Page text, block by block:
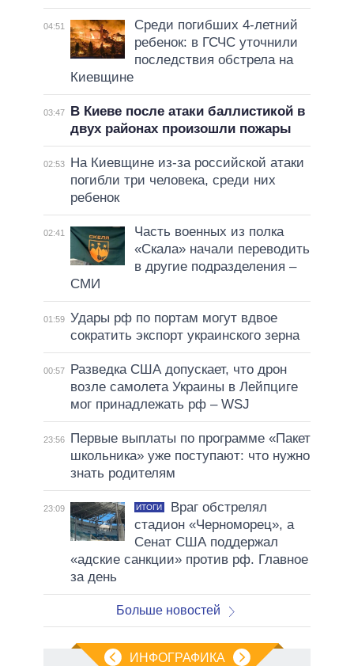
04:51
Среди погибших 4-летний
ребенок: в ГСЧС уточнили
последствия обстрела на
Киевщине
03:47
В Киеве после атаки баллистикой в
двух районах произошли пожары
02:53
На Киевщине из-за российской атаки
погибли три человека, среди них
ребенок
02:41
Часть военных из полка
«Скала» начали переводить
в другие подразделения –
СМИ
01:59 Удары рф по портам могут вдвое
сократить экспорт украинского зерна
00:57
Разведка США допускает, что дрон
возле самолета Украины в Лейпциге
мог принадлежать рф – WSJ
23:56
Первые выплаты по программе «Пакет
школьника» уже поступают: что нужно
знать родителям
23:09 ИТОГИ
Враг обстрелял
стадион «Черноморец», а
Сенат США поддержал
«адские санкции» против рф. Главное
за день
Больше новостей
ИНФОГРАФИКА